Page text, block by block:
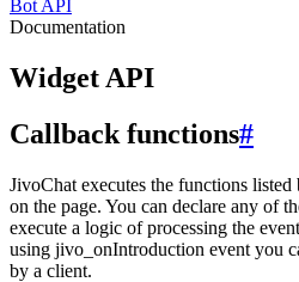
Bot API
Documentation
Widget API
Callback functions#
JivoChat executes the functions
on the page. You can declare any of
execute a logic of processing the
using jivo_onIntroduction event you
by a client.